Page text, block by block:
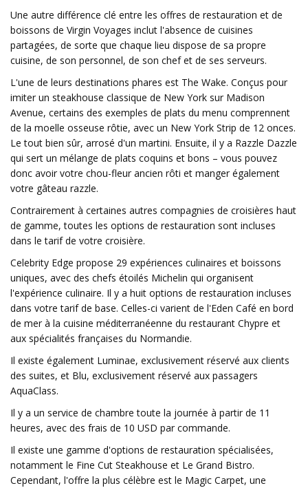
Une autre différence clé entre les offres de restauration et de
boissons de Virgin Voyages inclut l'absence de cuisines
partagées, de sorte que chaque lieu dispose de sa propre
cuisine, de son personnel, de son chef et de ses serveurs.
L'une de leurs destinations phares est The Wake. Conçus pour
imiter un steakhouse classique de New York sur Madison
Avenue, certains des exemples de plats du menu comprennent
de la moelle osseuse rôtie, avec un New York Strip de 12 onces.
Le tout bien sûr, arrosé d'un martini. Ensuite, il y a Razzle Dazzle
qui sert un mélange de plats coquins et bons – vous pouvez
donc avoir votre chou-fleur ancien rôti et manger également
votre gâteau razzle.
Contrairement à certaines autres compagnies de croisières haut
de gamme, toutes les options de restauration sont incluses
dans le tarif de votre croisière.
Celebrity Edge propose 29 expériences culinaires et boissons
uniques, avec des chefs étoilés Michelin qui organisent
l'expérience culinaire. Il y a huit options de restauration incluses
dans votre tarif de base. Celles-ci varient de l'Eden Café en bord
de mer à la cuisine méditerranéenne du restaurant Chypre et
aux spécialités françaises du Normandie.
Il existe également Luminae, exclusivement réservé aux clients
des suites, et Blu, exclusivement réservé aux passagers
AquaClass.
Il y a un service de chambre toute la journée à partir de 11
heures, avec des frais de 10 USD par commande.
Il existe une gamme d'options de restauration spécialisées,
notamment le Fine Cut Steakhouse et Le Grand Bistro.
Cependant, l'offre la plus célèbre est le Magic Carpet, une